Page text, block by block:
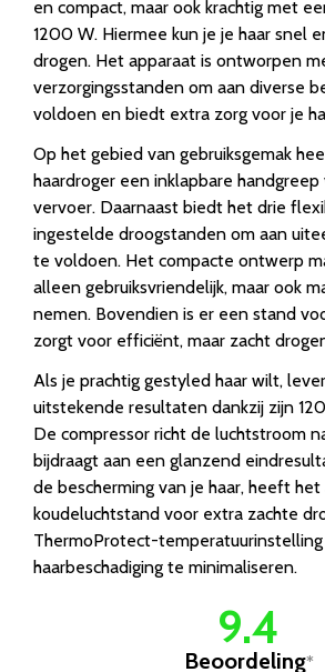
en compact, maar ook krachtig met
1200 W. Hiermee kun je je haar snel
drogen. Het apparaat is ontworpen
verzorgingsstanden om aan diverse
voldoen en biedt extra zorg voor je
Op het gebied van gebruiksgemak
haardroger een inklapbare
vervoer. Daarnaast biedt het drie
ingestelde droogstanden om aan
te voldoen. Het compacte ontwerp
alleen gebruiksvriendelijk, maar ook
nemen. Bovendien is er een stand
zorgt voor efficiënt, maar zacht
Als je prachtig gestyled haar wilt,
uitstekende resultaten dankzij zijn
De compressor richt de luchtstroom
bijdraagt aan een glanzend
de bescherming van je haar, heeft
koudeluchtstand voor extra zachte
ThermoProtect-
haarbeschadiging te minimaliseren.
9.4
Beoordeling*